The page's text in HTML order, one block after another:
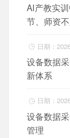
AI产教实
节、师资
 日期：
设备数据
新体系
 日期：
设备数据
管理